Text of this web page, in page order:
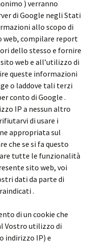
) verranno
di Google negli Stati
allo scopo di
web, compilare report
dello stesso e fornire
web e all’utilizzo di
queste informazioni
o laddove tali terzi
conto di Google .
IP a nessun altro
di usare i
appropriata sul
che se si fa questo
tutte le funzionalità
sito web, voi
dati da parte di
.
di un cookie che
Vostro utilizzo di
indirizzo IP) e